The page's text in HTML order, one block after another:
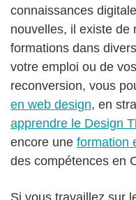
connaissances
nouvelles, il existe de
formations dans
votre emploi ou de
reconversion, vous
en web design, en
apprendre le Design
encore une formation
des compétences en